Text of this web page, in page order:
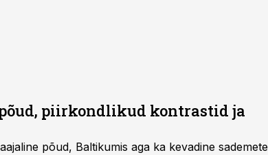
piirkondlikud kontrastid ja
põud, Baltikumis aga ka kevadine sademete